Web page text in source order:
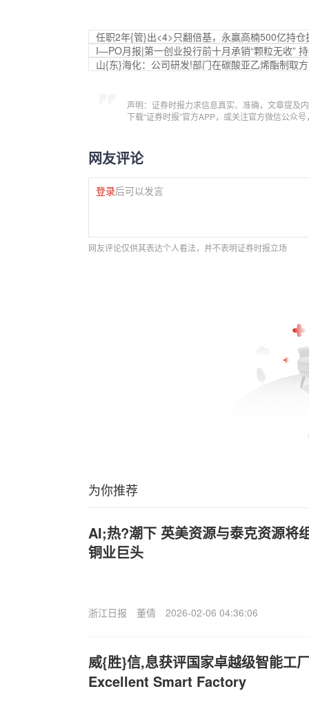
任职2年{管}出<4>只翻倍基，永赢高楠500亿持
I—PO月报|第一创业投行前十月承销“颗粒无收”
山{东}海化：公司研发!部门在碳酸亚乙烯酯制取
声明：证券时报力求信息真实、准确，文章提及
下载“证券时报”官方APP，或关注官方微信公众
网友评论
登录后可以发言
网友评论仅供其表达个人看法，并不表明证券时报立场
为你推荐
AI;热?潮下 英美资源与泰克资源将
铜业巨头
浙江日报 董倩 2026-02-06 04:36:06
威{胜}信,息获评国家卓越级智能工
Excellent Smart Factory